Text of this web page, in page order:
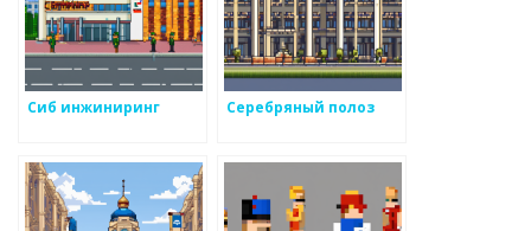
Сиб инжиниринг Серебряный полоз